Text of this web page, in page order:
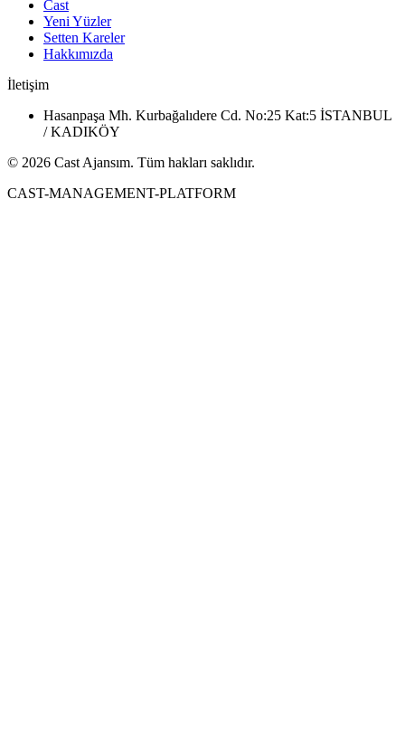
Cast
Yeni Yüzler
Setten Kareler
Hakkımızda
İletişim
Hasanpaşa Mh. Kurbağalıdere Cd. No:25 Kat:5 İSTANBUL
/ KADIKÖY
© 2026 Cast Ajansım. Tüm hakları saklıdır.
CAST-MANAGEMENT-PLATFORM